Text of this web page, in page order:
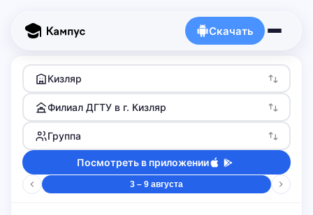
Скачать
Кизляр
Филиал ДГТУ в г. Кизляр
Группа
Посмотреть в приложении
3 – 9 августа